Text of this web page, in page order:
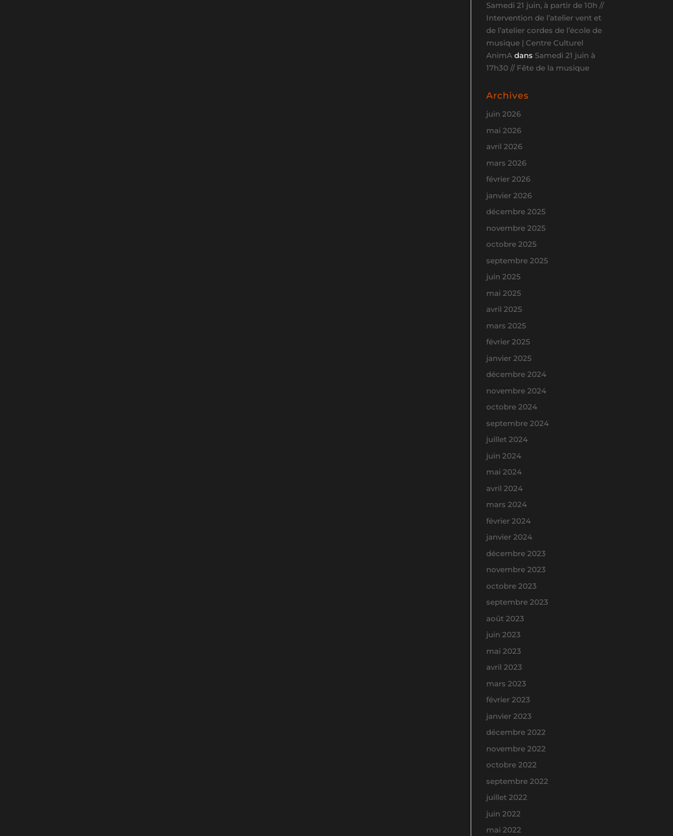
Samedi 21 juin, à partir de 10h //
Intervention de l’atelier vent et
de l’atelier cordes de l’école de
musique | Centre Culturel
AnimAdans Samedi 21 juin à
17h30 // Fête de la musique
Archives
juin 2026
mai 2026
avril 2026
mars 2026
février 2026
janvier 2026
décembre 2025
novembre 2025
octobre 2025
septembre 2025
juin 2025
mai 2025
avril 2025
mars 2025
février 2025
janvier 2025
décembre 2024
novembre 2024
octobre 2024
septembre 2024
juillet 2024
juin 2024
mai 2024
avril 2024
mars 2024
février 2024
janvier 2024
décembre 2023
novembre 2023
octobre 2023
septembre 2023
août 2023
juin 2023
mai 2023
avril 2023
mars 2023
février 2023
janvier 2023
décembre 2022
novembre 2022
octobre 2022
septembre 2022
juillet 2022
juin 2022
mai 2022